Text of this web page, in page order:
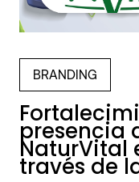
BRANDING
presencia
NaturVital
través de